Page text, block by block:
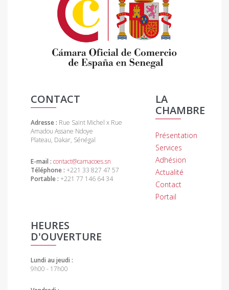
CONTACT
Adresse : Rue Saint Michel x Rue
Amadou Assane Ndoye
Plateau, Dakar, Sénégal
E-mail : contact@camacoes.sn
Téléphone : +221 33 827 47 57
Portable : +221 77 146 64 34
HEURES
D'OUVERTURE
Lundi au jeudi :
9h00 - 17h00
LA
CHAMBRE
Présentation
Services
Adhésion
Actualité
Contact
Portail